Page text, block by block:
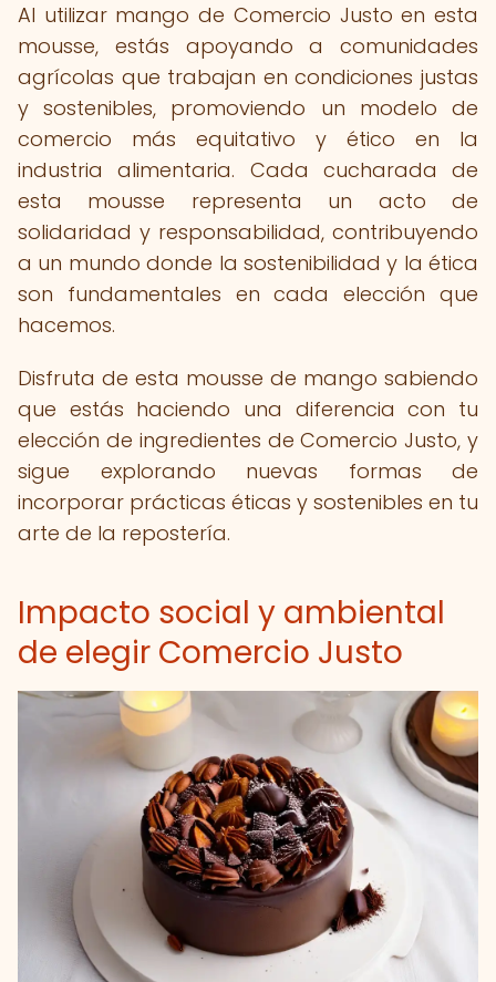
Al utilizar mango de Comercio Justo en esta
mousse, estás apoyando a comunidades
agrícolas que trabajan en condiciones justas
y sostenibles, promoviendo un modelo de
comercio más equitativo y ético en la
industria alimentaria. Cada cucharada de
esta mousse representa un acto de
solidaridad y responsabilidad, contribuyendo
a un mundo donde la sostenibilidad y la ética
son fundamentales en cada elección que
hacemos.
Disfruta de esta mousse de mango sabiendo
que estás haciendo una diferencia con tu
elección de ingredientes de Comercio Justo, y
sigue explorando nuevas formas de
incorporar prácticas éticas y sostenibles en tu
arte de la repostería.
Impacto social y ambiental
de elegir Comercio Justo